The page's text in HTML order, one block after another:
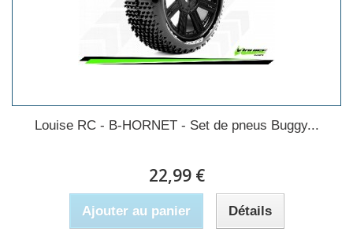
Louise RC - B-HORNET - Set de pneus Buggy...
22,99 €
Ajouter au panier Détails